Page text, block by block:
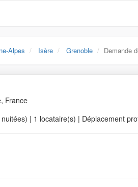
Alpes Isère Grenoble Demande
France
| 1 locataire(s) | Déplacement